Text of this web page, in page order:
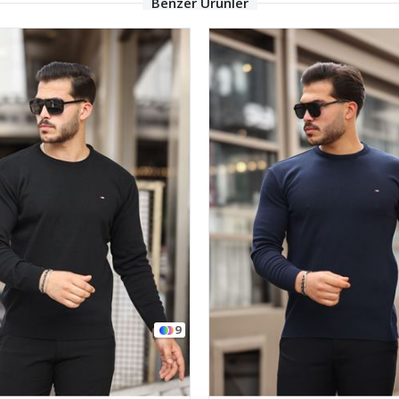
13
TÜKENDI